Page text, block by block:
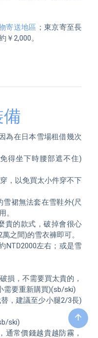
arrow_upward
寄送地區 ；東京寄至長
￥2,000。
為在日本雪場租借幾次
得坐下時腰部遮不住)
，以免買太小件穿不下
裙無法套在雪鞋外(尺
。
貴的款式，破掉會很心
之間)的雪衣褲即可。
NTD2000左右；或是雪
損，不需要買太貴的，
，建議至少小腿2/3長)
通常價錢越貴越防霧，